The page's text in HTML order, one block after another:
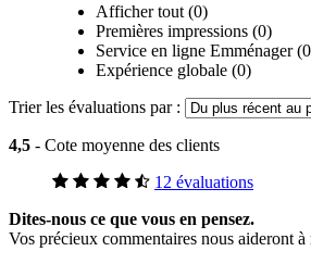
Afficher tout (0)
Premières impressions (0)
Service en ligne Emménager
Expérience globale (0)
Trier les évaluations par :
4,5 - Cote moyenne des clients
12 évaluations
Dites-nous ce que vous en pensez.
Vos précieux commentaires nous aideront